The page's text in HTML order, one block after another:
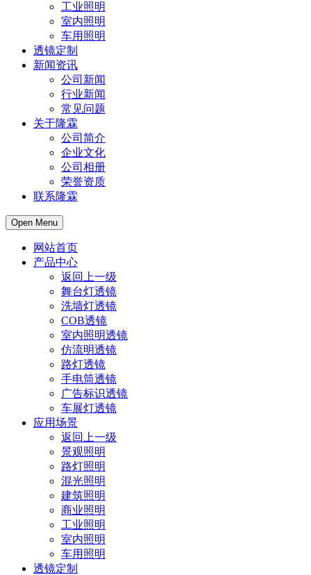
工业照明
室内照明
车用照明
透镜定制
新闻资讯
公司新闻
行业新闻
常见问题
关于隆霖
公司简介
企业文化
公司相册
荣誉资质
联系隆霖
Open Menu
网站首页
产品中心
返回上一级
舞台灯透镜
洗墙灯透镜
COB透镜
室内照明透镜
仿流明透镜
路灯透镜
手电筒透镜
广告标识透镜
车展灯透镜
应用场景
返回上一级
景观照明
路灯照明
混光照明
建筑照明
商业照明
工业照明
室内照明
车用照明
透镜定制